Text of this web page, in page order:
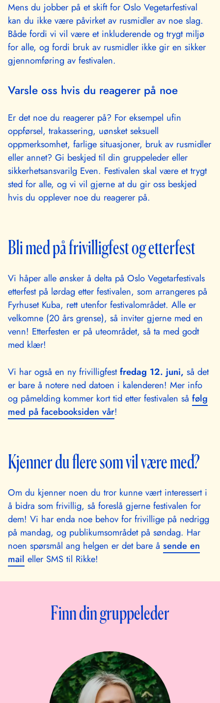
Mens du jobber på et skift for Oslo Vegetarfestival
kan du ikke være påvirket av rusmidler av noe slag.
Både fordi vi vil være et inkluderende og trygt miljø
for alle, og fordi bruk av rusmidler ikke gir en sikker
gjennomføring av festivalen.
Varsle oss hvis du reagerer på noe
Er det noe du reagerer på? For eksempel ufin
oppførsel, trakassering, uønsket seksuell
oppmerksomhet, farlige situasjoner, bruk av rusmidler
eller annet? Gi beskjed til din gruppeleder eller
sikkerhetsansvarilg Even. Festivalen skal være et trygt
sted for alle, og vi vil gjerne at du gir oss beskjed
hvis du opplever noe du reagerer på.
Bli med på frivilligfest og etterfest
Vi håper alle ønsker å delta på Oslo Vegetarfestivals
etterfest på lørdag etter festivalen, som arrangeres på
Fyrhuset Kuba, rett utenfor festivalområdet. Alle er
velkomne (20 års grense), så inviter gjerne med en
venn! Etterfesten er på uteområdet, så ta med godt
med klær!
Vi har også en ny frivilligfestfredag 12. juni, så det
er bare å notere ned datoen i kalenderen! Mer info
og påmelding kommer kort tid etter festivalen så følg
med på facebooksiden vår!
Kjenner du flere som vil være med?
Om du kjenner noen du tror kunne vært interessert i
å bidra som frivillig, så foreslå gjerne festivalen for
dem! Vi har enda noe behov for frivillige på nedrigg
på mandag, og publikumsområdet på søndag. Har
noen spørsmål ang helgen er det bare å sende en
mail eller SMS til Rikke!
Finn din gruppeleder